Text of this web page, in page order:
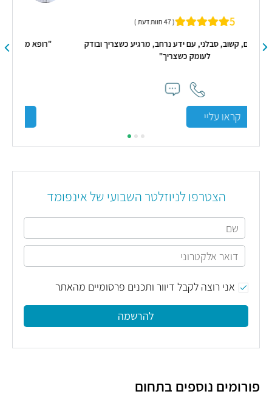
ובודק
4.9
"רופא מדהים, גישה מצטיינת לילדים, רגיש, אדיב, נחמד
הצטרפו לניוזלטר השבועי של אינפומד
אני רוצה לקבל דיוור ותכנים פרסומיים מהאתר
להרשמה
פורומים נוספים בתחום